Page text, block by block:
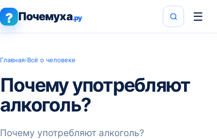
? Почемуха.ру ☰
Главная›Всё о человеке
Почему употребляют
алкоголь?
Почему употребляют алкоголь?